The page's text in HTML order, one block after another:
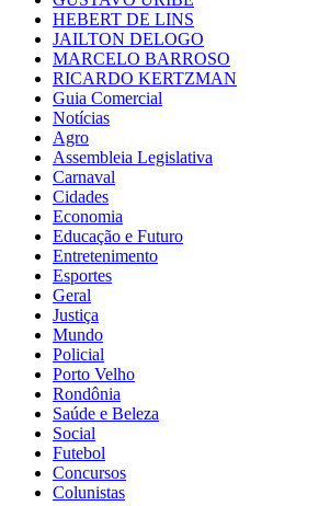
HEBERT DE LINS
JAILTON DELOGO
MARCELO BARROSO
RICARDO KERTZMAN
Guia Comercial
Notícias
Agro
Assembleia Legislativa
Carnaval
Cidades
Economia
Educação e Futuro
Entretenimento
Esportes
Geral
Justiça
Mundo
Policial
Porto Velho
Rondônia
Saúde e Beleza
Social
Futebol
Concursos
Colunistas